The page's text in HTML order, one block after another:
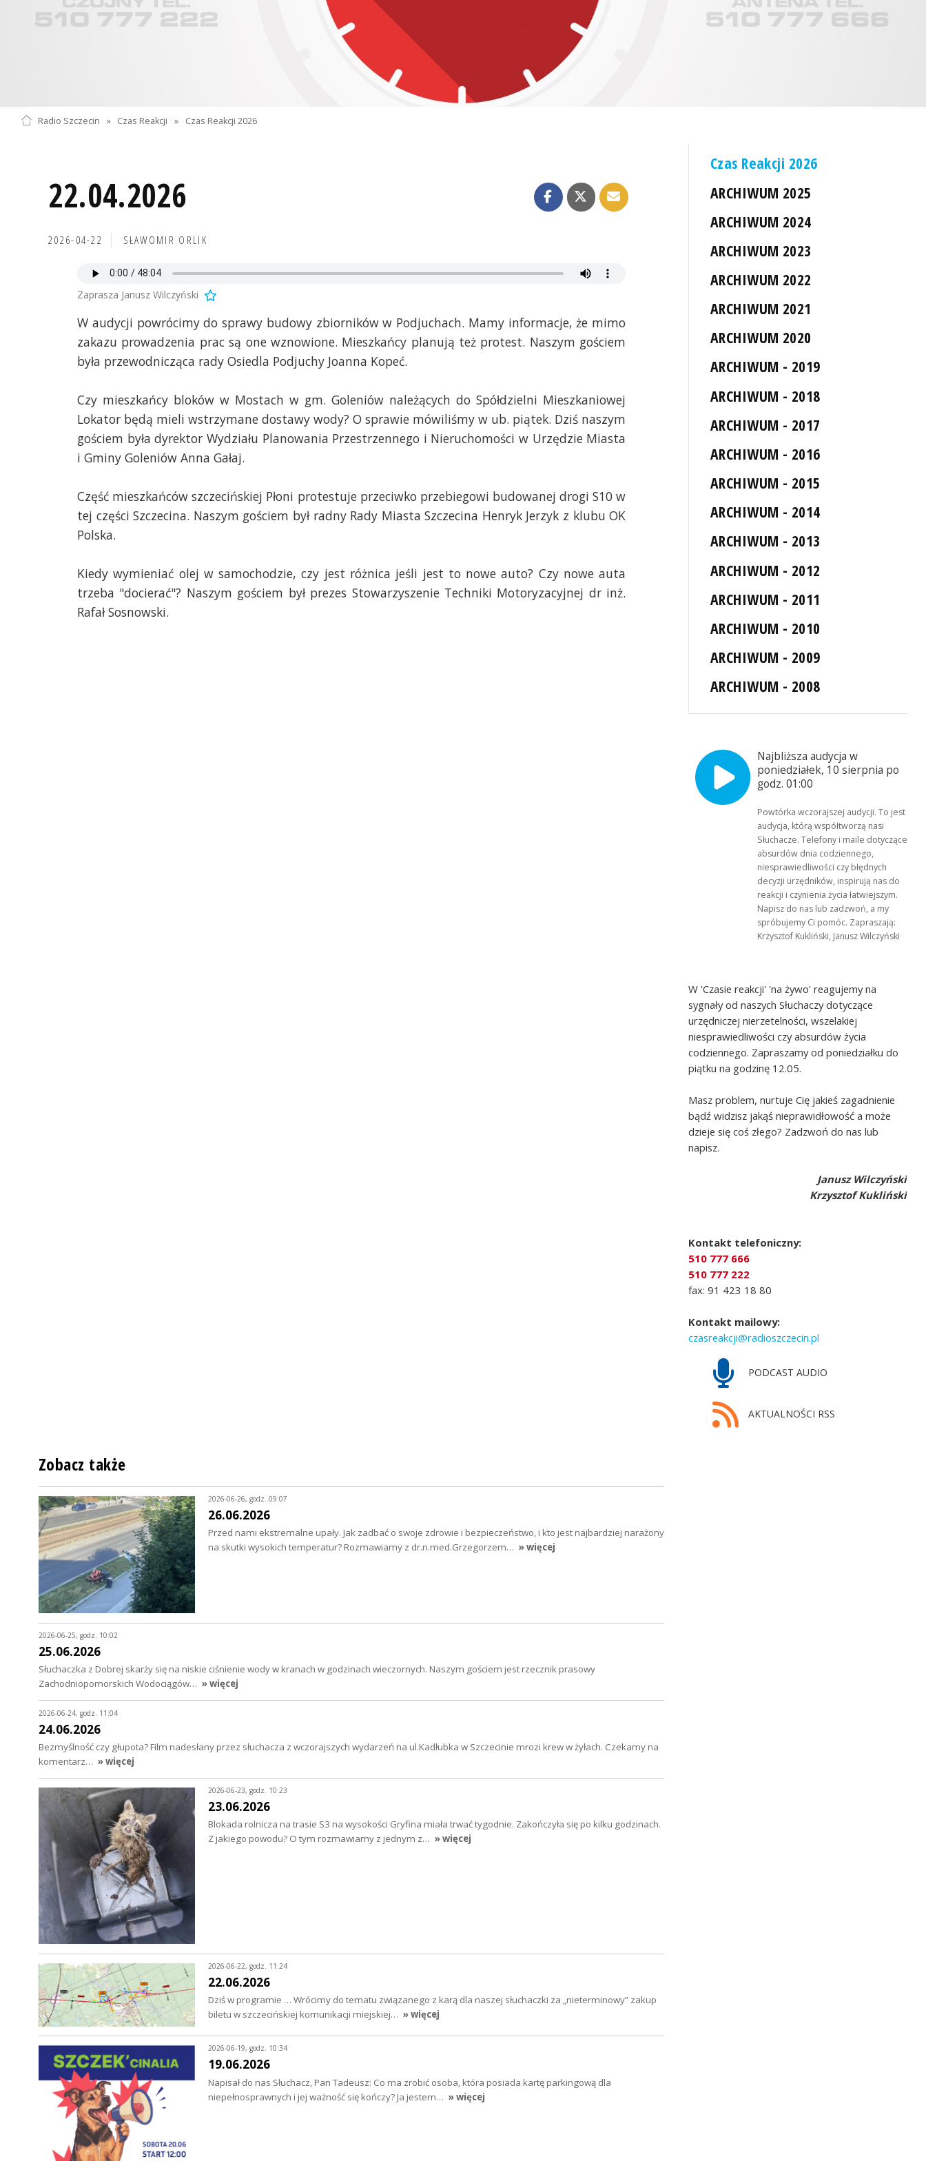
Radio Szczecin » Czas Reakcji » Czas Reakcji 2026
22.04.2026
2026-04-22 SŁAWOMIR ORLIK
Zaprasza Janusz Wilczyński
W audycji powrócimy do sprawy budowy zbiorników w Podjuchach. Mamy informacje, że mimo
zakazu prowadzenia prac są one wznowione. Mieszkańcy planują też protest. Naszym gościem
była przewodnicząca rady Osiedla Podjuchy Joanna Kopeć.
Czy mieszkańcy bloków w Mostach w gm. Goleniów należących do Spółdzielni Mieszkaniowej
Lokator będą mieli wstrzymane dostawy wody? O sprawie mówiliśmy w ub. piątek. Dziś naszym
gościem była dyrektor Wydziału Planowania Przestrzennego i Nieruchomości w Urzędzie Miasta
i Gminy Goleniów Anna Gałaj.
Część mieszkańców szczecińskiej Płoni protestuje przeciwko przebiegowi budowanej drogi S10 w
tej części Szczecina. Naszym gościem był radny Rady Miasta Szczecina Henryk Jerzyk z klubu OK
Polska.
Kiedy wymieniać olej w samochodzie, czy jest różnica jeśli jest to nowe auto? Czy nowe auta
trzeba "docierać"? Naszym gościem był prezes Stowarzyszenie Techniki Motoryzacyjnej dr inż.
Rafał Sosnowski.
Czas Reakcji 2026
ARCHIWUM 2025
ARCHIWUM 2024
ARCHIWUM 2023
ARCHIWUM 2022
ARCHIWUM 2021
ARCHIWUM 2020
ARCHIWUM - 2019
ARCHIWUM - 2018
ARCHIWUM - 2017
ARCHIWUM - 2016
ARCHIWUM - 2015
ARCHIWUM - 2014
ARCHIWUM - 2013
ARCHIWUM - 2012
ARCHIWUM - 2011
ARCHIWUM - 2010
ARCHIWUM - 2009
ARCHIWUM - 2008
Najbliższa audycja w
poniedziałek, 10 sierpnia po
godz. 01:00
Powtórka wczorajszej audycji. To jest
audycja, którą współtworzą nasi
Słuchacze. Telefony i maile dotyczące
absurdów dnia codziennego,
niesprawiedliwości czy błędnych
decyzji urzędników, inspirują nas do
reakcji i czynienia życia łatwiejszym.
Napisz do nas lub zadzwoń, a my
spróbujemy Ci pomóc. Zapraszają:
Krzysztof Kukliński, Janusz Wilczyński
W 'Czasie reakcji' 'na żywo' reagujemy na
sygnały od naszych Słuchaczy dotyczące
urzędniczej nierzetelności, wszelakiej
niesprawiedliwości czy absurdów życia
codziennego. Zapraszamy od poniedziałku do
piątku na godzinę 12.05.
Masz problem, nurtuje Cię jakieś zagadnienie
bądź widzisz jakąś nieprawidłowość a może
dzieje się coś złego? Zadzwoń do nas lub
napisz.
Janusz Wilczyński
Krzysztof Kukliński
Kontakt telefoniczny:
510 777 666
510 777 222
fax: 91 423 18 80
Kontakt mailowy:
czasreakcji@radioszczecin.pl
PODCAST AUDIO
AKTUALNOŚCI RSS
Zobacz także
2026-06-26, godz. 09:07
26.06.2026
Przed nami ekstremalne upały. Jak zadbać o swoje zdrowie i bezpieczeństwo, i kto jest najbardziej narażony
na skutki wysokich temperatur? Rozmawiamy z dr.n.med.Grzegorzem… » więcej
2026-06-25, godz. 10:02
25.06.2026
Słuchaczka z Dobrej skarży się na niskie ciśnienie wody w kranach w godzinach wieczornych. Naszym gościem jest rzecznik prasowy
Zachodniopomorskich Wodociągów… » więcej
2026-06-24, godz. 11:04
24.06.2026
Bezmyślność czy głupota? Film nadesłany przez słuchacza z wczorajszych wydarzeń na ul.Kadłubka w Szczecinie mrozi krew w żyłach. Czekamy na
komentarz… » więcej
2026-06-23, godz. 10:23
23.06.2026
Blokada rolnicza na trasie S3 na wysokości Gryfina miała trwać tygodnie. Zakończyła się po kilku godzinach.
Z jakiego powodu? O tym rozmawiamy z jednym z… » więcej
2026-06-22, godz. 11:24
22.06.2026
Dziś w programie … Wrócimy do tematu związanego z karą dla naszej słuchaczki za „nieterminowy” zakup
biletu w szczecińskiej komunikacji miejskiej… » więcej
2026-06-19, godz. 10:34
19.06.2026
Napisał do nas Słuchacz, Pan Tadeusz: Co ma zrobić osoba, która posiada kartę parkingową dla
niepełnosprawnych i jej ważność się kończy? Ja jestem… » więcej